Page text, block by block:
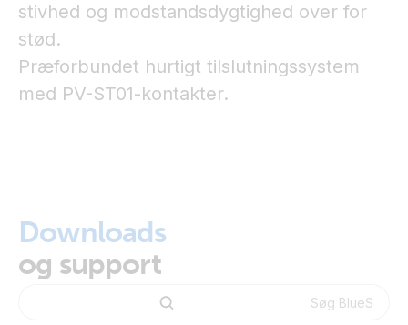
stivhed og modstandsdygtighed over for
stød.
Præforbundet hurtigt tilslutningssystem
med PV-ST01-kontakter.
Downloads
og support